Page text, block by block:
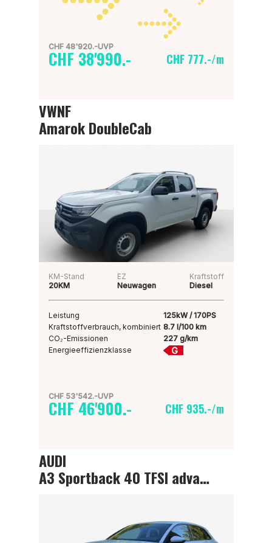
CHF 48'920.-UVP
CHF 38'990.- CHF 777.-/m
VWNF
Amarok DoubleCab
KM-Stand
20KM
EZ
Neuwagen
Kraftstoff
Diesel
Leistung
125kW / 170PS
Kraftstoffverbrauch, kombiniert 8.7 l/100 km
CO₂-Emissionen
227 g/km
Energieeffizienzklasse
G
CHF 53'542.-UVP
CHF 46'900.- CHF 935.-/m
AUDI
A3 Sportback 40 TFSI advanced